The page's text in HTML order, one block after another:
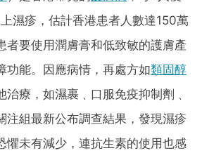
濕疹，估計香港患者人數達150萬
者要使用潤膚膏和低致敏的護膚產
功能。因應病情，再處方如類固醇
療，如濕裹﹑口服免疫抑制劑﹑
注組最新公布調查結果，發現濕疹
懼未有減少，連抗生素的使用也感